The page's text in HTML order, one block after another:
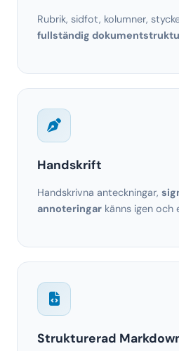
Rubrik, sidfot, kolumner,
fullständig
Handskrift
Handskrivna anteckningar,
annoteringar känns igen och
Strukturerad